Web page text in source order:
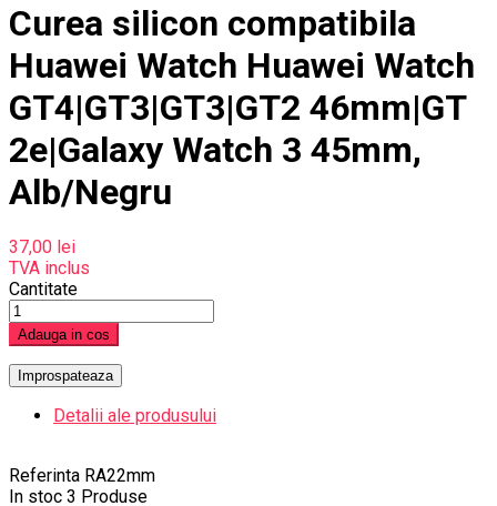
Curea silicon compatibila
Huawei Watch Huawei Watch
GT4|GT3|GT3|GT2 46mm|GT
2e|Galaxy Watch 3 45mm,
Alb/Negru
37,00 lei
TVA inclus
Cantitate
Adauga in cos
Detalii ale produsului
Referinta RA22mm
In stoc 3 Produse